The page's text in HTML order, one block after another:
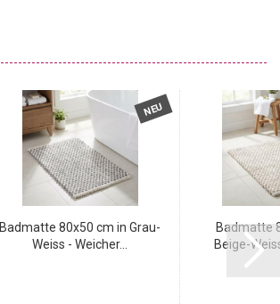
NEU
Badmatte 80x50 cm in Grau-
Weiss - Weicher...
Badmatte
Beige-